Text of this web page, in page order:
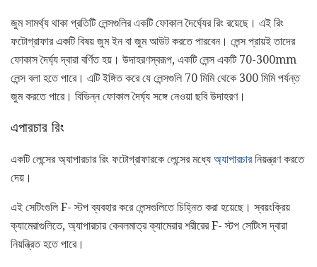
জুম সামর্থ্য থাকা প্রতিটি লেন্সগুলির একটি ফোকাল দৈর্ঘ্যের রিং রয়েছে। এই রিং
ফটোগ্রাফার একটি বিষয় জুম ইন বা জুম আউট করতে পারবেন। লেন্স প্রায়ই তাদের
ফোকাস দৈর্ঘ্য দ্বারা বর্ণিত হয়। উদাহরণস্বরূপ, একটি লেন্স একটি 70-300mm
লেন্স বলা হতে পারে। এটি ইঙ্গিত করে যে লেন্সগুলি 70 মিমি থেকে 300 মিমি পর্যন্ত
জুম করতে পারে। বিভিন্ন ফোকাল দৈর্ঘ্য সঙ্গে নেওয়া ছবি উদাহরণ।
এপারচার রিং
একটি লেন্সের অ্যাপারচার রিং ফটোগ্রাফারকে লেন্সের মধ্যে অ্যাপারচারনিয়ন্ত্রণ করতে
দেয়।
এই সেটিংগুলি F- স্টপ ব্যবহার করে লেন্সগুলিতে চিহ্নিত করা হয়েছে। স্বয়ংক্রিয়
ক্যামেরাগুলিতে, অ্যাপারচার কেবলমাত্র ক্যামেরার শরীরের F- স্টপ সেটিংস দ্বারা
নিয়ন্ত্রিত হতে পারে।